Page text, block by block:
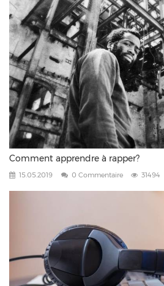
Comment apprendre à rapper?
15.05.2019 0 Commentaire 31494